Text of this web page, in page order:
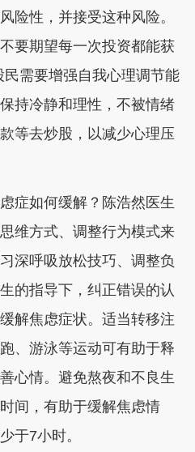
险性，并接受这种风险。
要期望每一次投资都能获
需要增强自我心理调节能
持冷静和理性，不被情绪
等去炒股，以减少心理压
如何缓解？陈浩然医生
维方式、调整行为模式来
深呼吸放松技巧、调整负
的指导下，纠正错误的认
解焦虑症状。适当转移注
、游泳等运动可有助于释
心情。避免熬夜和不良生
间，有助于缓解焦虑情
于7小时。